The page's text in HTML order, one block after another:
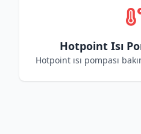
Hotpoint Isı
Hotpoint ısı pompası